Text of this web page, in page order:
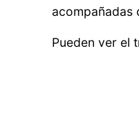
acompañadas
Pueden ver el